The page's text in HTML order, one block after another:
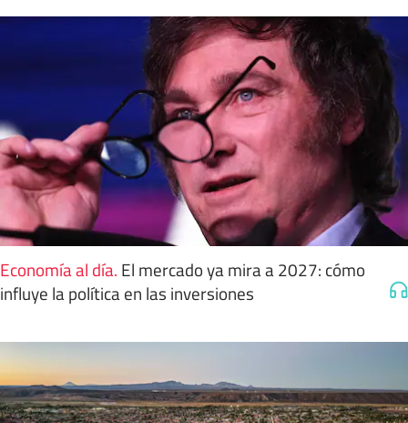
Economía al día. El mercado ya mira a 2027: cómo
influye la política en las inversiones